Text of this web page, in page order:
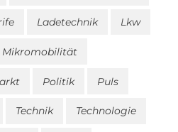
Ladetechnik Lkw
Mikromobilität
Politik Puls
Technik Technologie